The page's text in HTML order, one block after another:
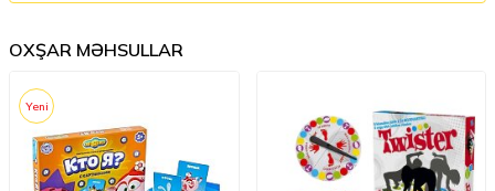
OXŞAR MƏHSULLAR
Yeni